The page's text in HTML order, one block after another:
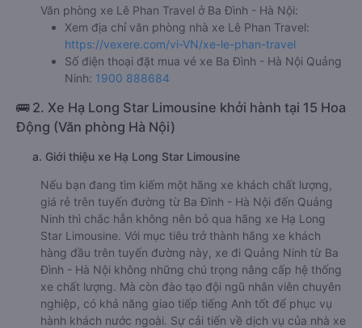
Văn phòng xe Lê Phan Travel ở Ba Đình - Hà Nội:
Xem địa chỉ văn phòng nhà xe Lê Phan Travel:
https://vexere.com/vi-VN/xe-le-phan-travel
Số điện thoại đặt mua vé xe Ba Đình - Hà Nội Quảng
Ninh: 1900 888684
🚌 2. Xe Hạ Long Star Limousine khởi hành tại 15 Hoa
Động (Văn phòng Hà Nội)
a. Giới thiệu xe Hạ Long Star Limousine
Nếu bạn đang tìm kiếm một hãng xe khách chất lượng,
giá rẻ trên tuyến đường từ Ba Đình - Hà Nội đến Quảng
Ninh thì chắc hẳn không nên bỏ qua hãng xe Hạ Long
Star Limousine. Với mục tiêu trở thành hãng xe khách
hàng đầu trên tuyến đường này, xe đi Quảng Ninh từ Ba
Đình - Hà Nội không những chú trọng nâng cấp hệ thống
xe chất lượng. Mà còn đào tạo đội ngũ nhân viên chuyên
nghiệp, có khả năng giao tiếp tiếng Anh tốt để phục vụ
hành khách nước ngoài. Sự cải tiến về dịch vụ của nhà xe